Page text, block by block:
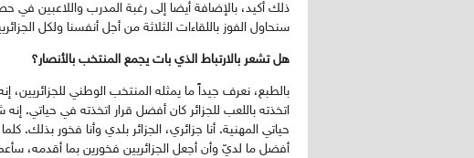
ذلك أكيد، بالإضافة أيضا إلى رغبة المدرب واللاعبين في
سنحاول الفوز باللقاءات الثلاثة من أجل أنفسنا ولكل
هل تشعر بالارتباط الذي بات يجمع المنتخب بالأنصار؟
بالطبع، نعرف جيداً ما يمثله المنتخب الوطني
اتخذته باللعب للجزائر كان أفضل قرار اتخذته في حياتي.
حياتي المهنية. أنا جزائري، الجزائر بلدي وأنا فخور بذلك.
أفضل ما لديّ وأن أجعل الجزائريين فخورين بما أقدمه،